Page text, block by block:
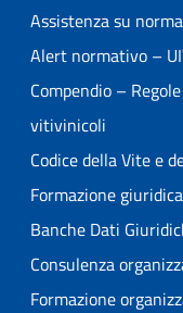
Assistenza su
Alert normativo –
Compendio –
vitivinicoli
Codice della Vite e
Formazione
Banche Dati
Consulenza
Formazione